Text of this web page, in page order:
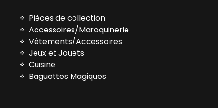
Pièces de collection
Accessoires/Maroquinerie
Vêtements/Accessoires
Jeux et Jouets
Cuisine
Baguettes Magiques